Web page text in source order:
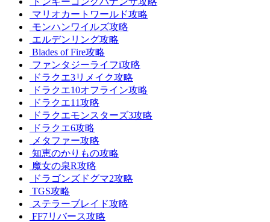
マリオカートワールド攻略
モンハンワイルズ攻略
エルデンリング攻略
Blades of Fire攻略
ファンタジーライフi攻略
ドラクエ3リメイク攻略
ドラクエ10オフライン攻略
ドラクエ11攻略
ドラクエモンスターズ3攻略
ドラクエ6攻略
メタファー攻略
知恵のかりもの攻略
魔女の泉R攻略
ドラゴンズドグマ2攻略
TGS攻略
ステラーブレイド攻略
FF7リバース攻略